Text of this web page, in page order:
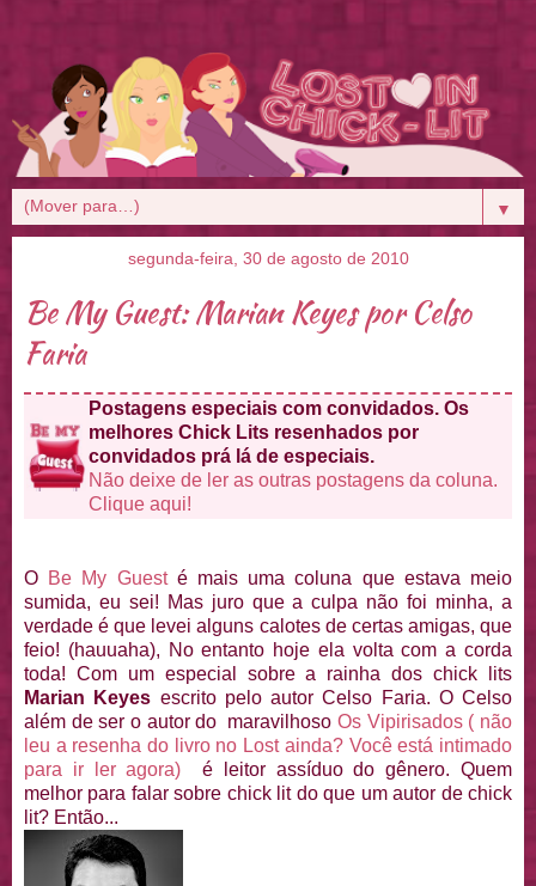
▼
segunda-feira, 30 de agosto de 2010
Be My Guest: Marian Keyes por Celso
Faria
Postagens especiais com convidados. Os
melhores Chick Lits resenhados por
convidados prá lá de especiais.
Não deixe de ler as outras postagens da coluna.
Clique aqui!
O Be My Guesté mais uma coluna que estava meio
sumida, eu sei! Mas juro que a culpa não foi minha, a
verdade é que levei alguns calotes de certas amigas, que
feio! (hauuaha), No entanto hoje ela volta com a corda
toda! Com um especial sobre a rainha dos chick lits
Marian Keyes escrito pelo autor Celso Faria. O Celso
além de ser o autor do maravilhosoOs Vipirisados ( não
leu a resenha do livro no Lost ainda? Você está intimado
para ir ler agora) é leitor assíduo do gênero. Quem
melhor para falar sobre chick lit do que um autor de chick
lit? Então...